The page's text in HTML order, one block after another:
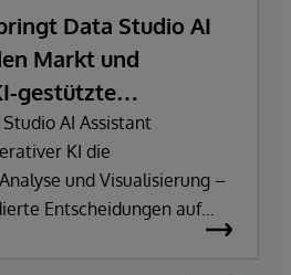
Data Studio AI
Markt und
gestützte
undAI Assistant
KI die
und Visualisierung –
Entscheidungen auf
Unternehmensdaten.